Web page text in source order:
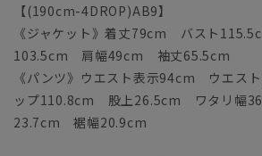
【(190cm-4DROP)AB9】
《ジャケット》着丈79cm バスト
103.5cm 肩幅49cm 袖丈65.5cm
《パンツ》ウエスト表示94cm ウエス
ップ110.8cm 股上26.5cm ワタリ幅
23.7cm 裾幅20.9cm